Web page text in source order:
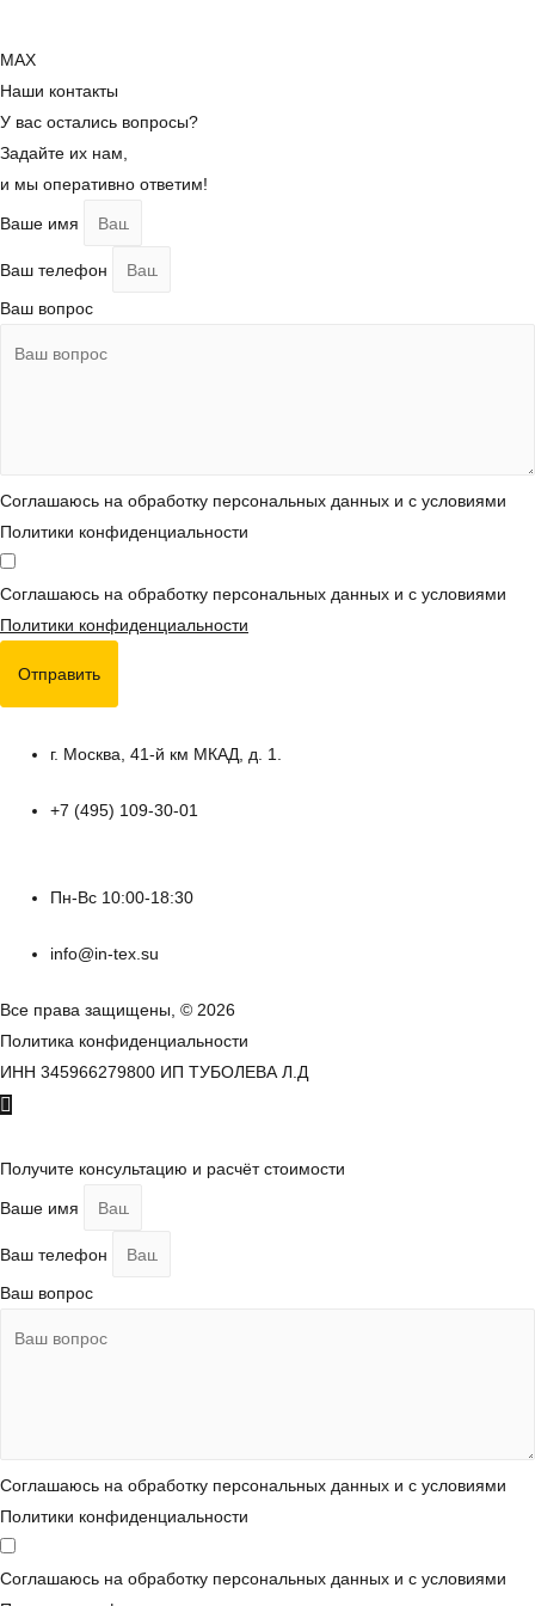
MAX
Наши контакты
У вас остались вопросы?
Задайте их нам,
и мы оперативно ответим!
Ваше имя
Ваш телефон
Ваш вопрос
Соглашаюсь на обработку персональных данных и с условиями
Политики конфиденциальности
Соглашаюсь на обработку персональных данных и с условиями
Политики конфиденциальности
Отправить
г. Москва, 41-й км МКАД, д. 1.
+7 (495) 109-30-01
Пн-Вс 10:00-18:30
info@in-tex.su
Все права защищены, © 2026
Политика конфиденциальности
ИНН 345966279800 ИП ТУБОЛЕВА Л.Д
Получите консультацию и расчёт стоимости
Ваше имя
Ваш телефон
Ваш вопрос
Соглашаюсь на обработку персональных данных и с условиями
Политики конфиденциальности
Соглашаюсь на обработку персональных данных и с условиями